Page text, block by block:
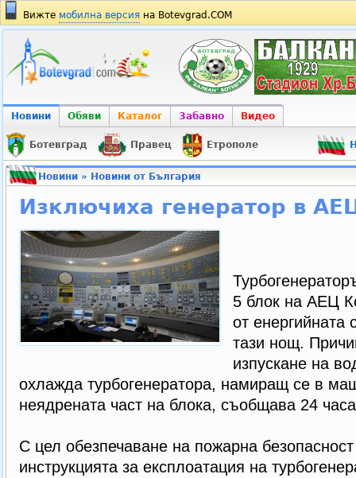
Вижте мобилна версия на Botevgrad.COM
Новини Обяви Каталог Забавно Видео
Ботевград Правец Етрополе
Новини» Новини от България
Изключиха генератор в
5 блок на АЕЦ
от енергийната
тази нощ.
изпускане на
охлажда турбогенератора, намиращ се в
неядрената част на блока, съобщава 24
С цел обезпечаване на пожарна
инструкцията за експлоатация на